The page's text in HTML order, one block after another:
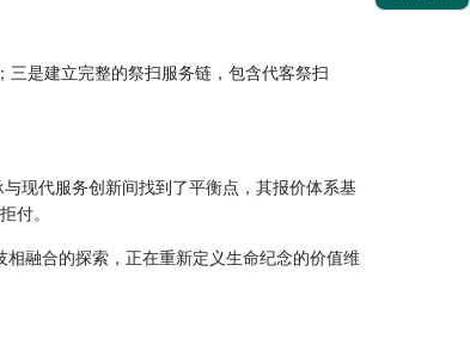
是建立完整的祭扫服务链，包含代客祭扫
现代服务创新间找到了平衡点，其报价体系基
付。
融合的探索，正在重新定义生命纪念的价值维